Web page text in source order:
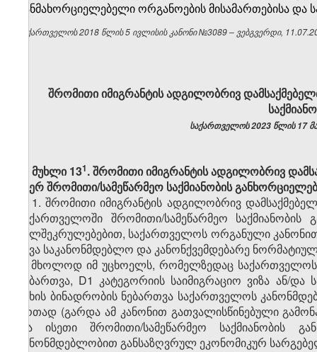
განმახორციელებელი ორგანოების მისამართებისა და
საქართველოს 2018 წლის 5 ივლისის კანონი №3089 – ვებგვერდი,
შრომითი იმიგრანტის ადგილობრივ
საქართველოს 2023 წლის 17
მუხლი 13​1. შრომითი იმიგრანტის ადგილობრივ
მიერ შრომითი/სამეწარმეო საქმიანობის
1. შრომითი იმიგრანტის ადგილობრივ
საქართველოში შრომითი/სამეწარმეო
ხელშეკრულებებით, საქართველოს ორგანული
სხვა საკანონმდებლო და კანონქვემდებარე
2. მხოლოდ იმ უცხოელს, რომელზედაც საქართველოს
ნებართვა, D1 კატეგორიის საიმიგრაციო ვიზა ან/
სახის ბინადრობის ნებართვა საქართველოს
ერთად (გარდა ამ კანონით გათვალისწინებული
და ისეთი შრომითი/სამეწარმეო საქმიანობის
კანონმდებლობით განსაზღვრულ ეკონომიკურ